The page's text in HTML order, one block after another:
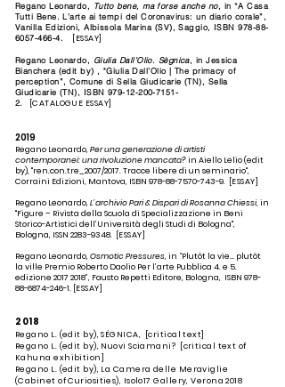
Regano Leonardo, Tutto bene, ma forse anche no, in “A Casa
Tutti Bene. L’arte ai tempi del Coronavirus: un diario corale”,
Vanilla Edizioni, Albissola Marina (SV), Saggio, ISBN 978-88-
6057-466-4.
[ESSAY]
Regano Leonardo, Giulia Dall’Olio. Sègnica, in Jessica
Bianchera (edit by) , "Giulia Dall’Olio | The primacy of
perception”, Comune di Sella Giudicarie (TN), Sella
Giudicarie (TN), ISBN 979-12-200-7151-
2. [CATALOGUE ESSAY]
2019
Regano Leonardo, Per una generazione di artisti
contemporanei: una rivoluzione mancata?in Aiello Lelio (edit
by), "ren.con.tre_2007/2017. Tracce libere di un seminario",
Corraini Edizioni, Mantova, ISBN 978-88-7570-743-9. [ESSAY]
Regano Leonardo, L’archivio Pari & Dispari di Rosanna Chiessi, in
"Figure – Rivista della Scuola di Specializzazione in Beni
Storico-Artistici dell’Università degli Studi di Bologna",
Bologna, ISSN 2283-9348. [ESSAY]
Regano Leonardo, Osmotic Pressures, in “Plutôt la vie… plutôt
la ville Premio Roberto Daolio Per l’arte Pubblica 4. e 5.
edizione 2017 2018”, Fausto Repetti Editore, Bologna, ISBN 978-
88-6874-246-1. [ESSAY]
2018
Regano L. (edit by), SÉGNICA, [critical text]
Regano L. (edit by), Nuovi Sciamani? [critical text of
Kahuna exhibition]
Regano L. (edit by), La Camera delle Meraviglie
(Cabinet of Curiosities), Isolo17 Gallery, Verona 2018